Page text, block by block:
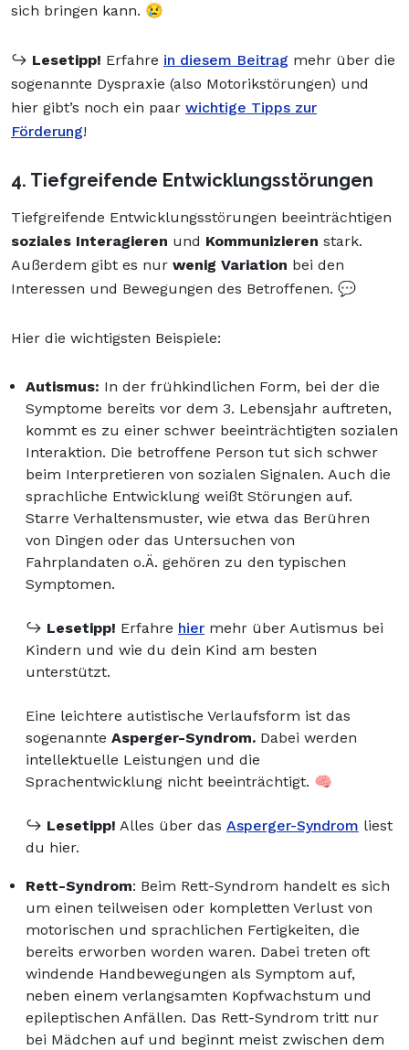
sich bringen kann. 😢
↪️ Lesetipp! Erfahre in diesem Beitrag mehr über die
sogenannte Dyspraxie (also Motorikstörungen) und
hier gibt’s noch ein paar wichtige Tipps zur
Förderung!
4. Tiefgreifende Entwicklungsstörungen
Tiefgreifende Entwicklungsstörungen beeinträchtigen
soziales Interagieren und Kommunizieren stark.
Außerdem gibt es nur wenig Variation bei den
Interessen und Bewegungen des Betroffenen. 💬
Hier die wichtigsten Beispiele:
Autismus: In der frühkindlichen Form, bei der die
Symptome bereits vor dem 3. Lebensjahr auftreten,
kommt es zu einer schwer beeinträchtigten sozialen
Interaktion. Die betroffene Person tut sich schwer
beim Interpretieren von sozialen Signalen. Auch die
sprachliche Entwicklung weißt Störungen auf.
Starre Verhaltensmuster, wie etwa das Berühren
von Dingen oder das Untersuchen von
Fahrplandaten o.Ä. gehören zu den typischen
Symptomen.
↪️ Lesetipp! Erfahre hier mehr über Autismus bei
Kindern und wie du dein Kind am besten
unterstützt.
Eine leichtere autistische Verlaufsform ist das
sogenannte Asperger-Syndrom. Dabei werden
intellektuelle Leistungen und die
Sprachentwicklung nicht beeinträchtigt. 🧠
↪️ Lesetipp! Alles über das Asperger-Syndrom liest
du hier.
Rett-Syndrom: Beim Rett-Syndrom handelt es sich
um einen teilweisen oder kompletten Verlust von
motorischen und sprachlichen Fertigkeiten, die
bereits erworben worden waren. Dabei treten oft
windende Handbewegungen als Symptom auf,
neben einem verlangsamten Kopfwachstum und
epileptischen Anfällen. Das Rett-Syndrom tritt nur
bei Mädchen auf und beginnt meist zwischen dem